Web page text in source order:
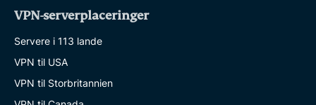
VPN-serverplaceringer
Servere i 113 lande
VPN til USA
VPN til Storbritannien